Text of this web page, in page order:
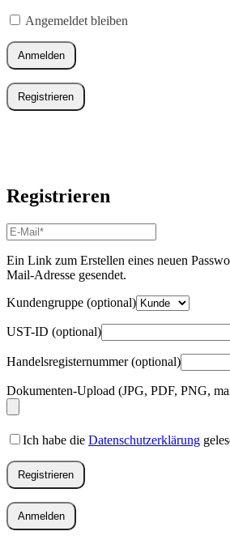
Angemeldet bleiben
Anmelden
Registrieren
Registrieren
E-
Mail-
Adresse*
Erforderlich
Ein Link zum Erstellen eines neuen
Mail-Adresse gesendet.
Kundengruppe (optional)
UST-ID (optional)
Handelsregisternummer(optional)
Dokumenten-Upload (JPG, PDF, PNG,
Ich habe die Datenschutzerklärung
Registrieren
Anmelden